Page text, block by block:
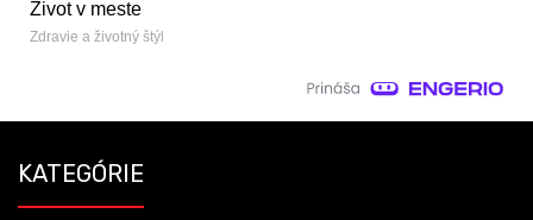
Život v meste
Zdravie a životný štýl
KATEGÓRIE